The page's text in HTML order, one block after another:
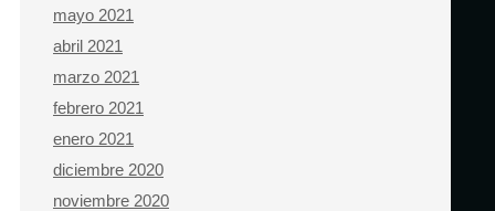
mayo 2021
abril 2021
marzo 2021
febrero 2021
enero 2021
diciembre 2020
noviembre 2020